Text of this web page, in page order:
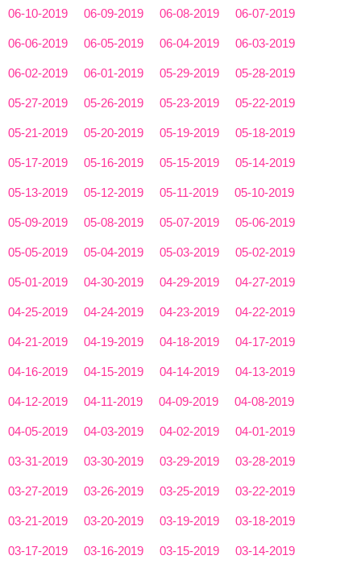
06-10-2019 06-09-2019 06-08-2019 06-07-2019
06-06-2019 06-05-2019 06-04-2019 06-03-2019
06-02-2019 06-01-2019 05-29-2019 05-28-2019
05-27-2019 05-26-2019 05-23-2019 05-22-2019
05-21-2019 05-20-2019 05-19-2019 05-18-2019
05-17-2019 05-16-2019 05-15-2019 05-14-2019
05-13-2019 05-12-2019 05-11-2019 05-10-2019
05-09-2019 05-08-2019 05-07-2019 05-06-2019
05-05-2019 05-04-2019 05-03-2019 05-02-2019
05-01-2019 04-30-2019 04-29-2019 04-27-2019
04-25-2019 04-24-2019 04-23-2019 04-22-2019
04-21-2019 04-19-2019 04-18-2019 04-17-2019
04-16-2019 04-15-2019 04-14-2019 04-13-2019
04-12-2019 04-11-2019 04-09-2019 04-08-2019
04-05-2019 04-03-2019 04-02-2019 04-01-2019
03-31-2019 03-30-2019 03-29-2019 03-28-2019
03-27-2019 03-26-2019 03-25-2019 03-22-2019
03-21-2019 03-20-2019 03-19-2019 03-18-2019
03-17-2019 03-16-2019 03-15-2019 03-14-2019